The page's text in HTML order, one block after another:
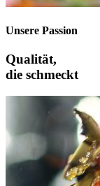
Unsere Passion
Qualität,
die schmeckt